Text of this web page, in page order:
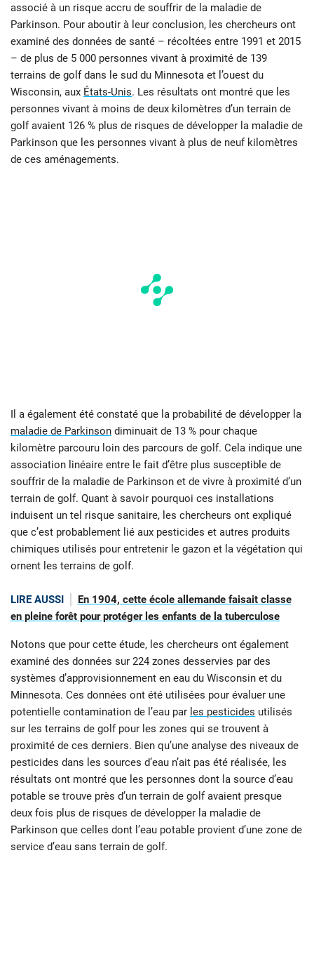
associé à un risque accru de souffrir de la maladie de
Parkinson. Pour aboutir à leur conclusion, les chercheurs ont
examiné des données de santé – récoltées entre 1991 et 2015
– de plus de 5 000 personnes vivant à proximité de 139
terrains de golf dans le sud du Minnesota et l’ouest du
Wisconsin, aux États-Unis. Les résultats ont montré que les
personnes vivant à moins de deux kilomètres d’un terrain de
golf avaient 126 % plus de risques de développer la maladie de
Parkinson que les personnes vivant à plus de neuf kilomètres
de ces aménagements.
Il a également été constaté que la probabilité de développer la
maladie de Parkinson diminuait de 13 % pour chaque
kilomètre parcouru loin des parcours de golf. Cela indique une
association linéaire entre le fait d’être plus susceptible de
souffrir de la maladie de Parkinson et de vivre à proximité d’un
terrain de golf. Quant à savoir pourquoi ces installations
induisent un tel risque sanitaire, les chercheurs ont expliqué
que c’est probablement lié aux pesticides et autres produits
chimiques utilisés pour entretenir le gazon et la végétation qui
ornent les terrains de golf.
LIRE AUSSI
En 1904, cette école allemande faisait classe
en pleine forêt pour protéger les enfants de la tuberculose
Notons que pour cette étude, les chercheurs ont également
examiné des données sur 224 zones desservies par des
systèmes d’approvisionnement en eau du Wisconsin et du
Minnesota. Ces données ont été utilisées pour évaluer une
potentielle contamination de l’eau par les pesticides utilisés
sur les terrains de golf pour les zones qui se trouvent à
proximité de ces derniers. Bien qu’une analyse des niveaux de
pesticides dans les sources d’eau n’ait pas été réalisée, les
résultats ont montré que les personnes dont la source d’eau
potable se trouve près d’un terrain de golf avaient presque
deux fois plus de risques de développer la maladie de
Parkinson que celles dont l’eau potable provient d’une zone de
service d’eau sans terrain de golf.